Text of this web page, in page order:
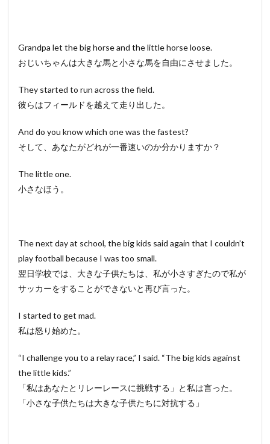
Grandpa let the big horse and the little horse loose.
おじいちゃんは大きな馬と小さな馬を自由にさせました。
They started to run across the field.
彼らはフィールドを越えて走り出した。
And do you know which one was the fastest?
そして、あなたがどれが一番速いのか分かりますか？
The little one.
小さなほう。
The next day at school, the big kids said again that I couldn’t
play football because I was too small.
翌日学校では、大きな子供たちは、私が小さすぎたので私が
サッカーをすることができないと再び言った。
I started to get mad.
私は怒り始めた。
“I challenge you to a relay race,” I said. “The big kids against
the little kids.”
「私はあなたとリレーレースに挑戦する」と私は言った。
「小さな子供たちは大きな子供たちに対抗する」